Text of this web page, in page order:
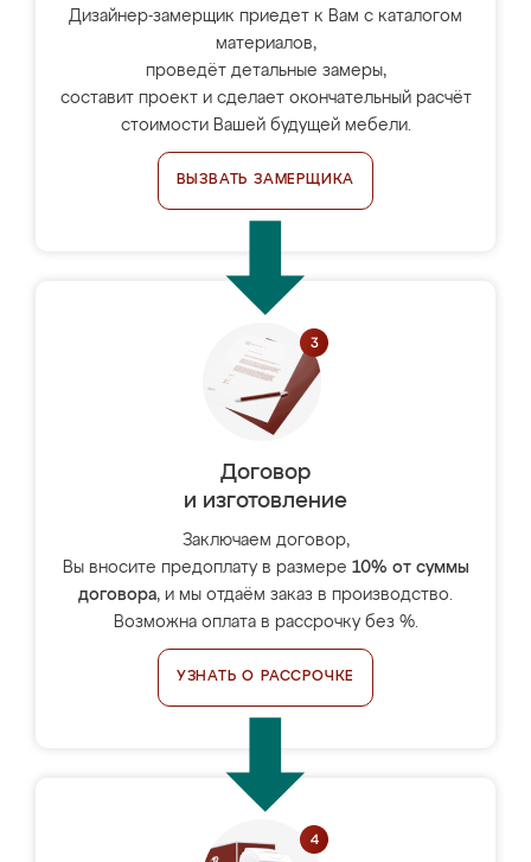
Дизайнер-замерщик приедет к Вам с каталогом
материалов,
проведёт детальные замеры,
составит проект и сделает окончательный расчёт
стоимости Вашей будущей мебели.
ВЫЗВАТЬ ЗАМЕРЩИКА
Договор
и изготовление
Заключаем договор,
Вы вносите предоплату в размере 10% от суммы
договора, и мы отдаём заказ в производство.
Возможна оплата в рассрочку без %.
УЗНАТЬ О РАССРОЧКЕ